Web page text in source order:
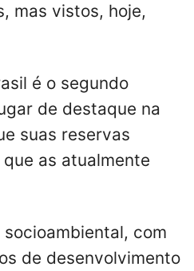
mas vistos, hoje,
é o segundo
de destaque na
suas reservas
as atualmente
com
de desenvolvimento